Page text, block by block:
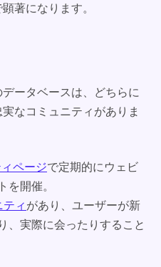
著になります。
データベースは、どちらに
なコミュニティがありま
ページで定期的にウェビ
を開催。
ィ があり、ユーザーが新
、実際に会ったりすること